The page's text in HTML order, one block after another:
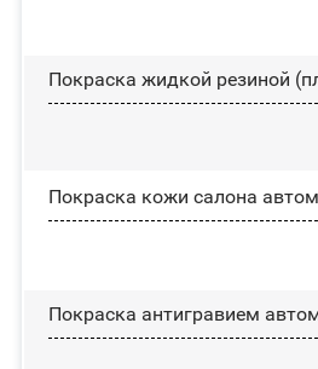
Покраска жидкой резиной
Покраска кожи салона
Покраска антигравием